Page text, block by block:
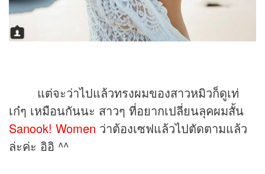
แต่จะว่าไปแล้วทรงผมของสาวหมิวก็ดูเท่
เก๋ๆ เหมือนกันนะ สาวๆ ที่อยากเปลี่ยนลุคผมสั้น
Sanook! Women ว่าต้องเซฟแล้วไปตัดตามแล้ว
ล่ะค่ะ อิอิ ^^